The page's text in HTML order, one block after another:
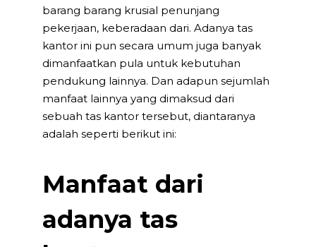
barang barang krusial penunjang
pekerjaan, keberadaan dari. Adanya tas
kantor ini pun secara umum juga banyak
dimanfaatkan pula untuk kebutuhan
pendukung lainnya. Dan adapun sejumlah
manfaat lainnya yang dimaksud dari
sebuah tas kantor tersebut, diantaranya
adalah seperti berikut ini:
Manfaat dari
adanya tas